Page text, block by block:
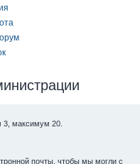
3, максимум 20.
почты, чтобы мы могли с